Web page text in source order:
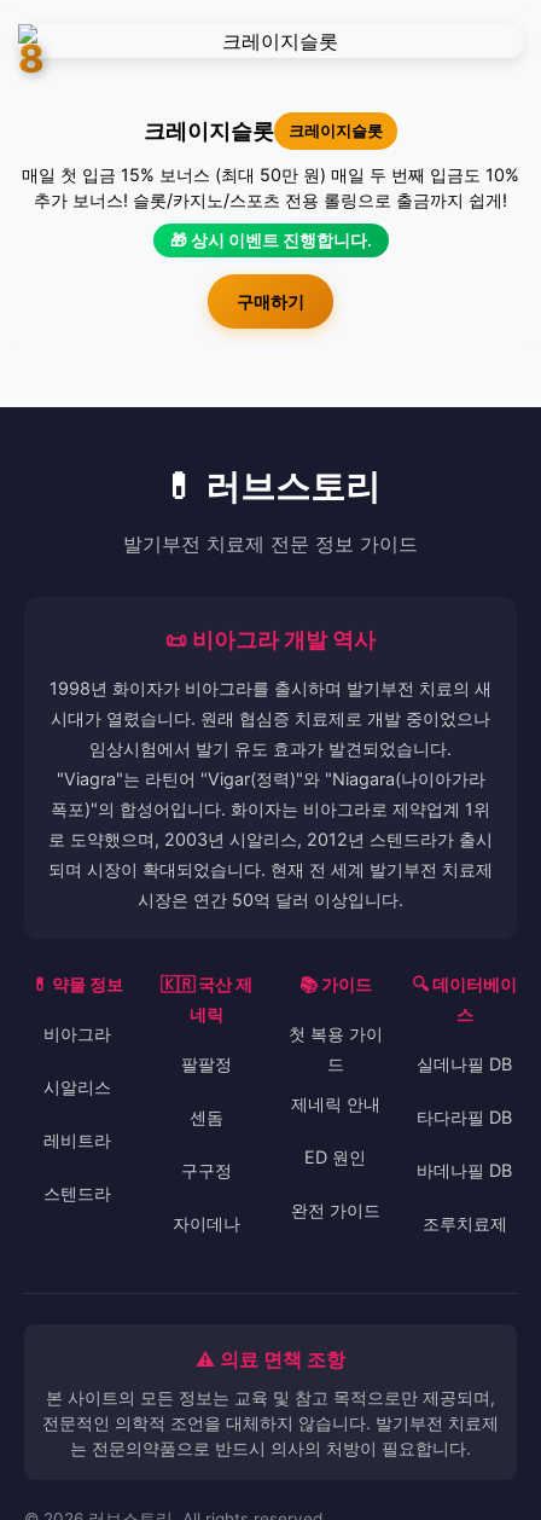
8
크레이지슬롯 크레이지슬롯
매일 첫 입금 15% 보너스 (최대 50만 원) 매일 두 번째 입금도 10%
추가 보너스! 슬롯/카지노/스포츠 전용 롤링으로 출금까지 쉽게!
🎁 상시 이벤트 진행합니다.
구매하기
💊 러브스토리
발기부전 치료제 전문 정보 가이드
📜 비아그라 개발 역사
1998년 화이자가 비아그라를 출시하며 발기부전 치료의 새
시대가 열렸습니다. 원래 협심증 치료제로 개발 중이었으나
임상시험에서 발기 유도 효과가 발견되었습니다.
"Viagra"는 라틴어 "Vigar(정력)"와 "Niagara(나이아가라
폭포)"의 합성어입니다. 화이자는 비아그라로 제약업계 1위
로 도약했으며, 2003년 시알리스, 2012년 스텐드라가 출시
되며 시장이 확대되었습니다. 현재 전 세계 발기부전 치료제
시장은 연간 50억 달러 이상입니다.
💊 약물 정보
비아그라
시알리스
레비트라
스텐드라
🇰🇷 국산 제
네릭
팔팔정
센돔
구구정
자이데나
📚 가이드
첫 복용 가이
드
제네릭 안내
ED 원인
완전 가이드
🔍 데이터베이
스
실데나필 DB
타다라필 DB
바데나필 DB
조루치료제
⚠️ 의료 면책 조항
본 사이트의 모든 정보는 교육 및 참고 목적으로만 제공되며,
전문적인 의학적 조언을 대체하지 않습니다. 발기부전 치료제
는 전문의약품으로 반드시 의사의 처방이 필요합니다.